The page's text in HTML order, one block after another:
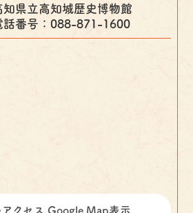
知県立高知城歴史博物館
話番号：088-871-1600
クセス Google Map表示